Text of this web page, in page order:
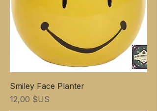
Smiley Face Planter
Prix
12,00 $US